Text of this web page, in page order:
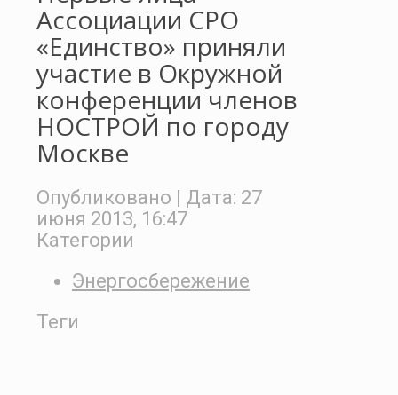
Ассоциации СРО
«Единство» приняли
участие в Окружной
конференции членов
НОСТРОЙ по городу
Москве
Опубликовано | Дата: 27
июня 2013, 16:47
Категории
Энергосбережение
Теги